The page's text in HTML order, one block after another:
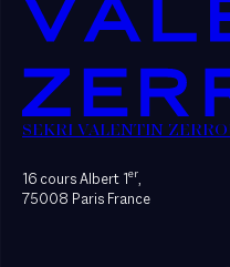
SEKRI VALENTIN
16 cours Albert 1er,
75008 Paris France